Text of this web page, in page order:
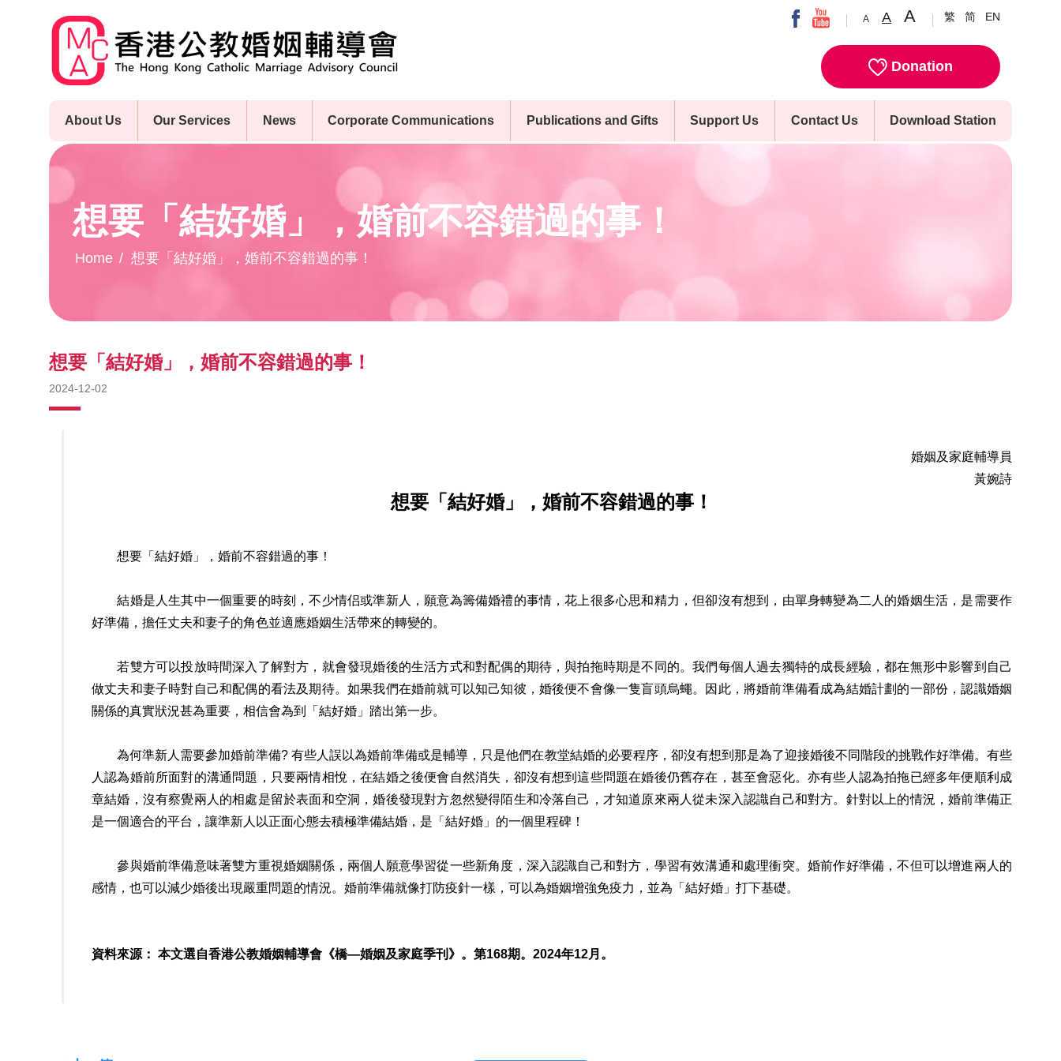
A A A 繁 简 EN
Donation
About Us Our Services News Corporate Communications Publications and Gifts Support Us Contact Us Download Station
想要「結好婚」，婚前不容錯過的事！
Home 想要「結好婚」，婚前不容錯過的事！
想要「結好婚」，婚前不容錯過的事！
2024-12-02
婚姻及家庭輔導員
黃婉詩
想要「結好婚」，婚前不容錯過的事！
想要「結好婚」，婚前不容錯過的事！
結婚是人生其中一個重要的時刻，不少情侣或準新人，願意為籌備婚禮的事情，花上很多心思和精力，但卻沒有想到，由單身轉變為二人的婚姻生活，是需要作
好準備，擔任丈夫和妻子的角色並適應婚姻生活帶來的轉變的。
若雙方可以投放時間深入了解對方，就會發現婚後的生活方式和對配偶的期待，與拍拖時期是不同的。我們每個人過去獨特的成長經驗，都在無形中影響到自己
做丈夫和妻子時對自己和配偶的看法及期待。如果我們在婚前就可以知己知彼，婚後便不會像一隻盲頭烏蠅。因此，將婚前準備看成為結婚計劃的一部份，認識婚姻
關係的真實狀況甚為重要，相信會為到「結好婚」踏出第一步。
為何準新人需要參加婚前準備? 有些人誤以為婚前準備或是輔導，只是他們在教堂結婚的必要程序，卻沒有想到那是為了迎接婚後不同階段的挑戰作好準備。有些
人認為婚前所面對的溝通問題，只要兩情相悅，在結婚之後便會自然消失，卻沒有想到這些問題在婚後仍舊存在，甚至會惡化。亦有些人認為拍拖已經多年便順利成
章結婚，沒有察覺兩人的相處是留於表面和空洞，婚後發現對方忽然變得陌生和冷落自己，才知道原來兩人從未深入認識自己和對方。針對以上的情況，婚前準備正
是一個適合的平台，讓準新人以正面心態去積極準備結婚，是「結好婚」的一個里程碑！
參與婚前準備意味著雙方重視婚姻關係，兩個人願意學習從一些新角度，深入認識自己和對方，學習有效溝通和處理衝突。婚前作好準備，不但可以增進兩人的
感情，也可以減少婚後出現嚴重問題的情況。婚前準備就像打防疫針一樣，可以為婚姻增強免疫力，並為「結好婚」打下基礎。
資料來源： 本文選自香港公教婚姻輔導會《橋—婚姻及家庭季刊》。第168期。2024年12月。